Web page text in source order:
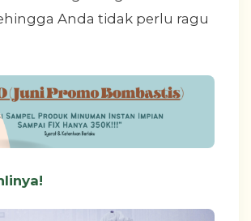
Anda tidak perlu ragu